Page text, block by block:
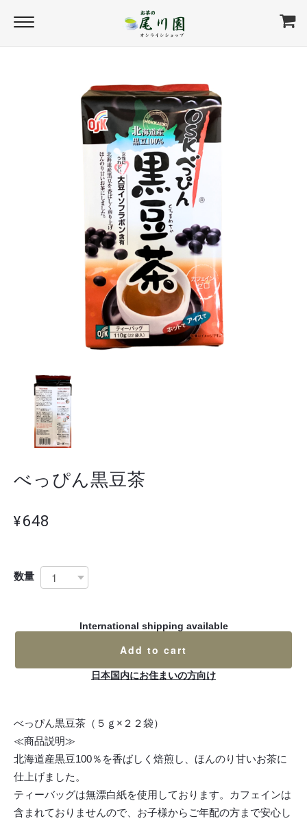
べっぴん黒豆茶
¥648
数量
International shipping available
Add to cart
日本国内にお住まいの方向け
べっぴん黒豆茶（５ｇ×２２袋）
≪商品説明≫
北海道産黒豆100％を香ばしく焙煎し、ほんのり甘いお茶に
仕上げました。
ティーバッグは無漂白紙を使用しております。カフェインは
含まれておりませんので、お子様からご年配の方まで安心し